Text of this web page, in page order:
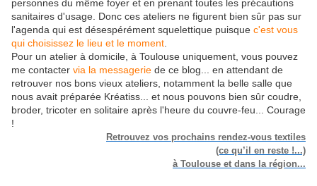
personnes du même foyer et en prenant toutes les précautions
sanitaires d'usage. Donc ces ateliers ne figurent bien sûr pas sur
l'agenda qui est désespérément squelettique puisque c'est vous
qui choisissez le lieu et le moment
Pour un atelier à domicile, à Toulouse uniquement, vous pouvez
me contacter via la messagerie de ce blog... en attendant de
retrouver nos bons vieux ateliers, notamment la belle salle que
nous avait préparée Kréatiss... et nous pouvons bien sûr coudre,
broder, tricoter en solitaire après l'heure du couvre-feu... Courage
!
Retrouvez vos prochains rendez-vous textiles
(ce qu’il en reste !...)
à Toulouse et dans la région...